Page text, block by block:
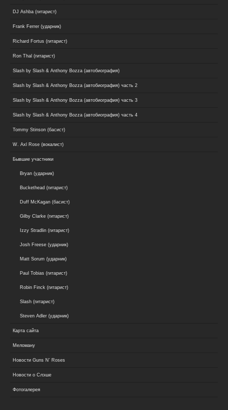
DJ Ashba (гитарист)
Frank Ferrer (ударник)
Richard Fortus (гитарист)
Ron Thal (гитарист)
Slash by Slash & Anthony Bozza (автобиография)
Slash by Slash & Anthony Bozza (автобиография) часть 2
Slash by Slash & Anthony Bozza (автобиография) часть 3
Slash by Slash & Anthony Bozza (автобиография) часть 4
Tommy Stinson (басист)
W. Axl Rose (вокалист)
Бывшие участники
Bryan (ударник)
Buckethead (гитарист)
Duff McKagan (басист)
Gilby Clarke (гитарист)
Izzy Stradlin (гитарист)
Josh Freese (ударник)
Matt Sorum (ударник)
Paul Tobias (гитарист)
Robin Finck (гитарист)
Slash (гитарист)
Steven Adler (ударник)
Карта сайта
Меломану
Новости Guns N’ Roses
Новости о Слэше
Фотогалерея